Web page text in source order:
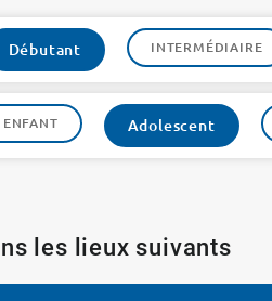
Débutant INTERMÉDIAIRE
ENFANT Adolescent
les lieux suivants